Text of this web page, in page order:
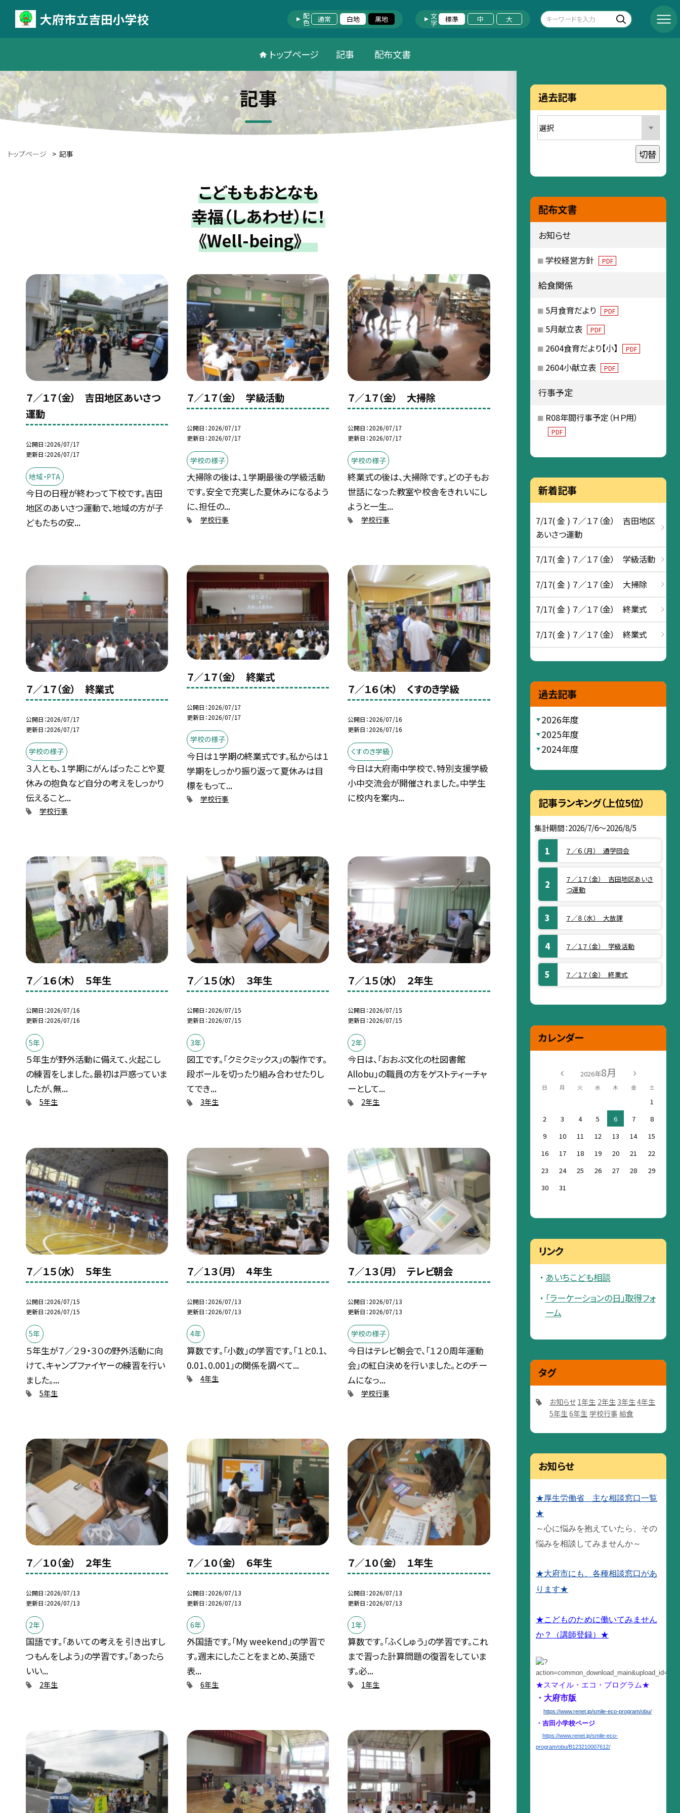
大府市立吉田小学校 配色 通常 白地 黒地 文字 標準 中 大
トップページ 記事 配布文書
記事
トップページ > 記事
こどももおとなも
幸福（しあわせ）に！
《Well-being》
７／１７（金） 吉田地区あいさつ
運動
公開日 2026/07/17
更新日 2026/07/17
地域・PTA
今日の日程が終わって下校です。吉田
地区のあいさつ運動で、地域の方が子
どもたちの安...
７／１７（金） 学級活動
公開日 2026/07/17
更新日 2026/07/17
学校の様子
大掃除の後は、１学期最後の学級活動
です。安全で充実した夏休みになるよう
に、担任の...
学校行事
７／１７（金） 大掃除
公開日 2026/07/17
更新日 2026/07/17
学校の様子
終業式の後は、大掃除です。どの子もお
世話になった教室や校舎をきれいにし
ようと一生...
学校行事
７／１７（金） 終業式
公開日 2026/07/17
更新日 2026/07/17
学校の様子
３人とも、１学期にがんばったことや夏
休みの抱負など自分の考えをしっかり
伝えること...
学校行事
７／１７（金） 終業式
公開日 2026/07/17
更新日 2026/07/17
学校の様子
今日は１学期の終業式です。私からは１
学期をしっかり振り返って夏休みは目
標をもって...
学校行事
７／１６（木） くすのき学級
公開日 2026/07/16
更新日 2026/07/16
くすのき学級
今日は大府南中学校で、特別支援学級
小中交流会が開催されました。中学生
に校内を案内...
７／１６（木） ５年生
公開日 2026/07/16
更新日 2026/07/16
5年
５年生が野外活動に備えて、火起こし
の練習をしました。最初は戸惑っていま
したが、無...
5年生
７／１５（水） ３年生
公開日 2026/07/15
更新日 2026/07/15
3年
図工です。「クミクミックス」の製作です。
段ボールを切ったり組み合わせたりし
てでき...
3年生
７／１５（水） ２年生
公開日 2026/07/15
更新日 2026/07/15
2年
今日は、「おおぶ文化の杜図書館
Allobu」の職員の方をゲストティーチャ
ーとして...
2年生
７／１５（水） ５年生
公開日 2026/07/15
更新日 2026/07/15
5年
５年生が７／２９・３０の野外活動に向
けて、キャンプファイヤーの練習を行い
ました。...
5年生
７／１３（月） ４年生
公開日 2026/07/13
更新日 2026/07/13
4年
算数です。「小数」の学習です。「１と0.1、
0.01、0.001」の関係を調べて...
4年生
７／１３（月） テレビ朝会
公開日 2026/07/13
更新日 2026/07/13
学校の様子
今日はテレビ朝会で、「１２０周年運動
会」の紅白決めを行いました。とのチー
ムになっ...
学校行事
７／１０（金） ２年生
公開日 2026/07/13
更新日 2026/07/13
2年
国語です。「あいての考えを 引き出すし
つもんをしよう」の学習です。「あったら
いい...
2年生
７／１０（金） ６年生
公開日 2026/07/13
更新日 2026/07/13
6年
外国語です。「My weekend」の学習で
す。週末にしたことをまとめ、英語で
表...
6年生
７／１０（金） １年生
公開日 2026/07/13
更新日 2026/07/13
1年
算数です。「ふくしゅう」の学習です。これ
まで習った計算問題の復習をしていま
す。必...
1年生
過去記事
切替
配布文書
お知らせ
学校経営方針 PDF
給食関係
5月食育だより PDF
5月献立表 PDF
2604食育だより【小】 PDF
2604小献立表 PDF
行事予定
R08年間行事予定（ＨＰ用）
PDF
新着記事
7/17( 金 ) ７／１７（金） 吉田地区
あいさつ運動
7/17( 金 ) ７／１７（金） 学級活動
7/17( 金 ) ７／１７（金） 大掃除
7/17( 金 ) ７／１７（金） 終業式
7/17( 金 ) ７／１７（金） 終業式
過去記事
2026年度
2025年度
2024年度
記事ランキング（上位5位）
集計期間：2026/7/6～2026/8/5
７／６（月） 通学団会
７／１７（金） 吉田地区あいさ
つ運動
７／８（水） 大放課
７／１７（金） 学級活動
７／１７（金） 終業式
カレンダー
2026年8月
日 月 火 水 木 金 土
1
2
3 4 5 6 7
8
9
10 11 12 13 14
15
16
17 18 19 20 21
22
23
24 25 26 27 28
29
30
31
リンク
あいちこども相談
「ラーケーションの日」取得フォ
ーム
タグ
お知らせ 1年生 2年生 3年生4年生
5年生6年生 学校行事 給食
お知らせ
★厚生労働省 主な相談窓口一覧
★
～心に悩みを抱えていたら、その
悩みを相談してみませんか～
★大府市にも、各種相談窓口があ
ります★
★こどものために働いてみません
か？（講師登録）★
★スマイル・エコ・プログラム★
・大府市版
https://www.renet.jp/smile-eco-program/obu/
・吉田小学校ページ
https://www.renet.jp/smile-eco-
program/obu/B123210007612/